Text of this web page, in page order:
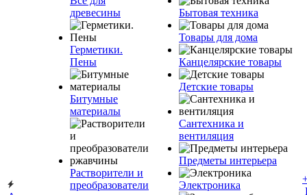
древесины
Герметики.
Пены
Битумные
материалы
Растворители и
преобразователи
Бытовая техника
Товары для дома
Канцелярские товары
Детские товары
Сантехника и
вентиляция
Предметы интерьера
Электроника